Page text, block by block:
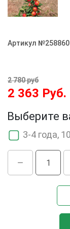
Артикул №258860
2 780 руб
2 363 Руб.
Выберите
3-4 года,